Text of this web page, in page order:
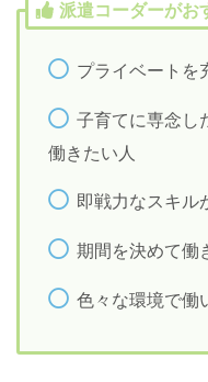
派遣コーダーがお
プライベートを
子育てに専念し
働きたい人
即戦力なスキル
期間を決めて働
色々な環境で働